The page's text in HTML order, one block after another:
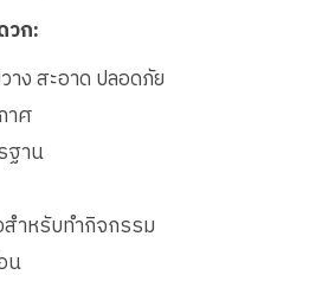
วก:
าง สะอาด ปลอดภัย
าศ
ฐาน
ำหรับทำกิจกรรม
น